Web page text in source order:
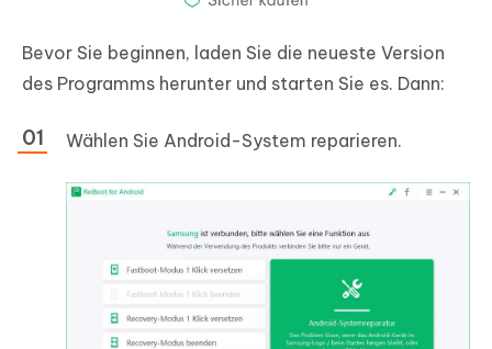
Bevor Sie beginnen, laden Sie die neueste Version
des Programms herunter und starten Sie es. Dann:
Wählen Sie Android-System reparieren.